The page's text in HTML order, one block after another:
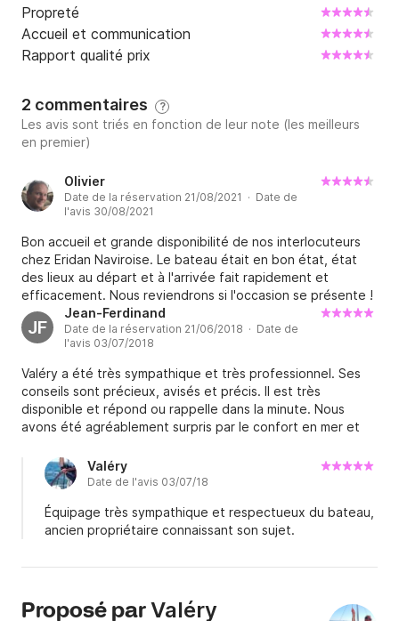
- moteur d'annexe: 90€/semaine
- Embarquement veille au soir : 80 € (suivant
disponibilité)
(prime de 80€ minimum).
Je reste à votre disposition pour toutes vos
navigation. Vous pouvez me joindre via la messagerie
Click and Boat
À bientôt !
Propreté
Accueil et communication
Rapport qualité prix
2 commentaires ?
Les avis sont triés en fonction de leur note (les meilleurs
en premier)
Olivier
Date de la réservation 21/08/2021 · Date de
l'avis 30/08/2021
Bon accueil et grande disponibilité de nos interlocuteurs
chez Eridan Naviroise. Le bateau était en bon état, état
des lieux au départ et à l'arrivée fait rapidement et
efficacement. Nous reviendrons si l'occasion se présente !
JF
Jean-Ferdinand
Date de la réservation 21/06/2018 · Date de
l'avis 03/07/2018
Valéry a été très sympathique et très professionnel. Ses
conseils sont précieux, avisés et précis. Il est très
disponible et répond ou rappelle dans la minute. Nous
avons été agréablement surpris par le confort en mer et
confiance pour une prochaine location.
Valéry
Date de l'avis 03/07/18
Équipage très sympathique et respectueux du bateau,
ancien propriétaire connaissant son sujet.
Proposé parValéry